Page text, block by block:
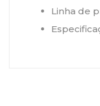
Linha de